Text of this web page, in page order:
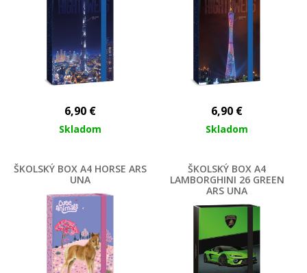
6,90 €
Skladom
6,90 €
Skladom
ŠKOLSKÝ BOX A4 HORSE ARS
UNA
ŠKOLSKÝ BOX A4
LAMBORGHINI 26 GREEN
ARS UNA